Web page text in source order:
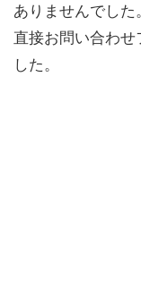
ありませんでし
直接お問い合わせ
した。